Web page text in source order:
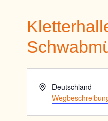
AdresseDeutschland